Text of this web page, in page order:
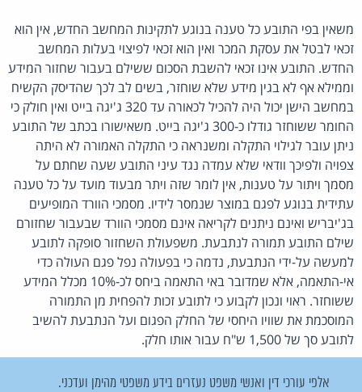
משאין בפי התובע כל טענה בנוגע לתקינות המחשב החדש, אין הוא
זכאי לבטל את עסקת המכר ואין הוא זכאי לפיצוי בעלות המחשב
החדש. התובע אינו זכאי להשבת הסכום ששילם בעבור שחזור המידע
וממילא אף לא בגין מידע שלא שוחזר, בשים לב לכך שהדיסק הקשיח
במחשב הישן יכול היה להכיל לכאורה עד 320 ג'יגה בייט ואין חולק כי
החומר ששוחזר גודלו כ-300 ג'יגה בייט. משאישורו בכתב של התובע
ניתן עובר לגילוי התקלה ומשנראה כי התקלה האמורה לא היתה
צפויה ולפיכך וודאי שלא עמדה נגד עיני התובע שעה שחתם על
מסמך ויתור על טענות, אין לומר שזה ויתר מבעוד מועד על כל טענה
עתידית בנוגע לפגם במוצר שנמסר לידיו. מסמכי הוורד המופיעים
בג'יבריש ואינם ניתנים לקריאה אינם מסמכי הוורד שבעבור שחזורם
שילם התובע תמורה לנתבעת. משפעולת השחזור סופקה לתובע
למעשה על-ידי הנתבעת, נדמה כי בפעולה נפל פגם העולה כדי
אי-התאמה, אלא שמדובר באי התאמה ביחס לכ-10% מכלל המידע
ששוחזר. ראוי ונכון לקבוע כי לתובע זכות להפחית מן התמורה
המוסכמת את שוויו היחסי של החלק הפגום ועל הנתבעת להשיב
לתובע סך של 1,500 ש"ח עבור אותו חלק.
אלפי עורכי דין ואנשי משפט נעזרים בידע משפטי מהימן ועדכני.